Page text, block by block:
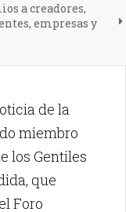
a creadores,
empresas y
de la
miembro
los Gentiles
que
Foro